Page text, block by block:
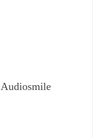
Audiosmile